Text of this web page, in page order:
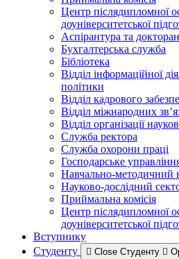
Центр післядипломної
доуніверситетської
Аспірантура та
Бухгалтерська служба
Бібліотека
Відділ інформаційної
політики
Відділ кадрового
Відділ міжнародних
Відділ організації
Служба ректора
Служба охорони праці
Господарське
Навчально-методичний
Науково-дослідний
Приймальна комісія
Центр післядипломної
доуніверситетської
Вступнику
Студенту
Close Студенту